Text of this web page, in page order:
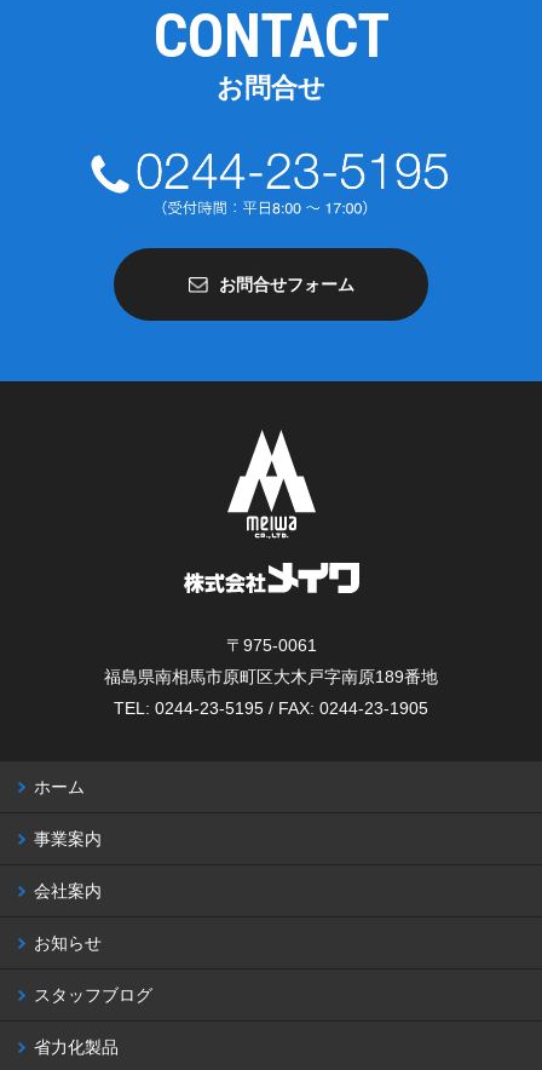
CONTACT
お問合せ
お問合せフォーム
〒975-0061
福島県南相馬市原町区大木戸字南原189番地
TEL: 0244-23-5195 / FAX: 0244-23-1905
ホーム
事業案内
会社案内
お知らせ
スタッフブログ
省力化製品